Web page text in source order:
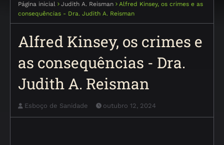
Página inicial Judith A. Reisman
Alfred Kinsey, os crimes e as
consequências - Dra. Judith A. Reisman
Alfred Kinsey, os crimes e
as consequências - Dra.
Judith A. Reisman
Esboço de Sanidade outubro 12, 2024